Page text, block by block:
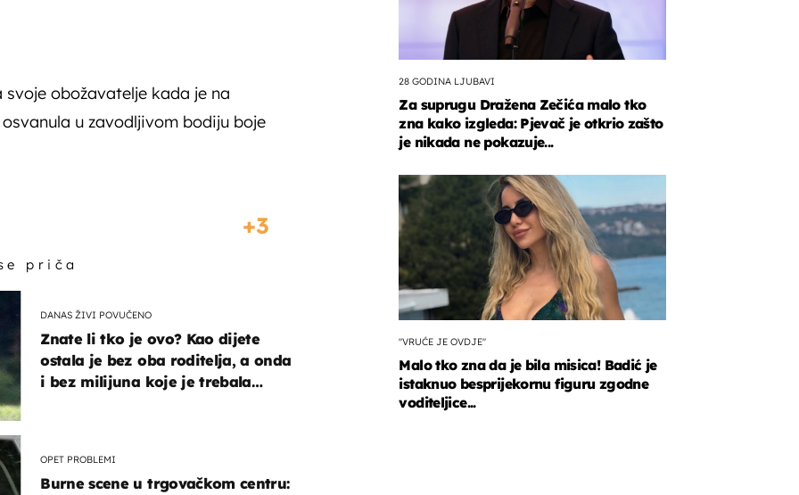
obožavatelje kada je na
u zavodljivom bodiju boje
3
priča
DANAS ŽIVI POVUČENO
Znate li tko je ovo? Kao dijete
ostala je bez oba roditelja, a onda
i bez milijuna koje je trebala
OPET PROBLEMI
Burne scene u trgovačkom centru:
28 GODINA LJUBAVI
Za suprugu Dražena Zečića malo tko
zna kako izgleda: Pjevač je otkrio zašto
je nikada ne pokazuje...
"VRUĆE JE OVDJE"
Malo tko zna da je bila misica! Badić je
istaknuo besprijekornu figuru zgodne
voditeljice...